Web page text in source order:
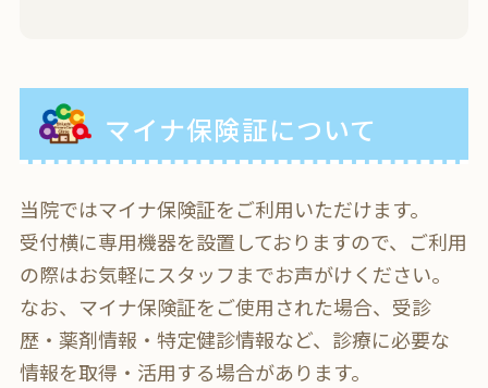
マイナ保険証について
当院ではマイナ保険証をご利用いただけます。
受付横に専用機器を設置しておりますので、ご利用
の際はお気軽にスタッフまでお声がけください。
なお、マイナ保険証をご使用された場合、受診
歴・薬剤情報・特定健診情報など、診療に必要な
情報を取得・活用する場合があります。